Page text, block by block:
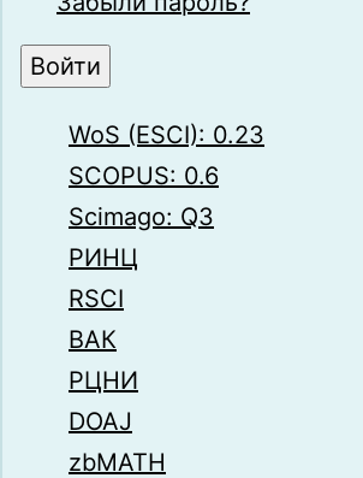
WoS (ESCI): 0.23
SCOPUS: 0.6
Scimago: Q3
РИНЦ
RSCI
ВАК
РЦНИ
DOAJ
zbMATH